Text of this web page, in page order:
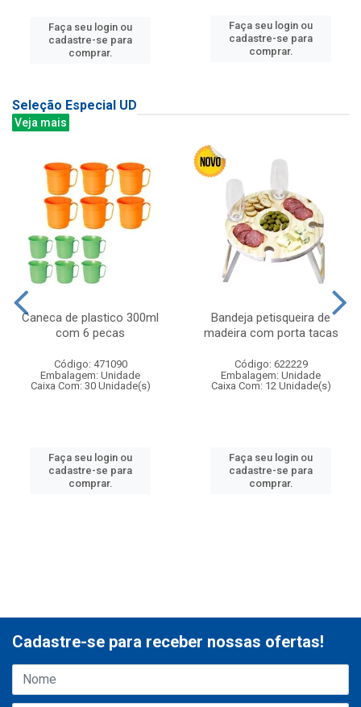
Faça seu login ou
cadastre-se para
comprar.
Faça seu login ou
cadastre-se para
comprar.
Seleção Especial UD
Veja mais
Caneca de plastico 300ml
com 6 pecas
Código: 471090
Embalagem: Unidade
Caixa Com: 30 Unidade(s)
Faça seu login ou
cadastre-se para
comprar.
Bandeja petisqueira de
madeira com porta tacas
Código: 622229
Embalagem: Unidade
Caixa Com: 12 Unidade(s)
Faça seu login ou
cadastre-se para
comprar.
Cadastre-se para receber nossas ofertas!